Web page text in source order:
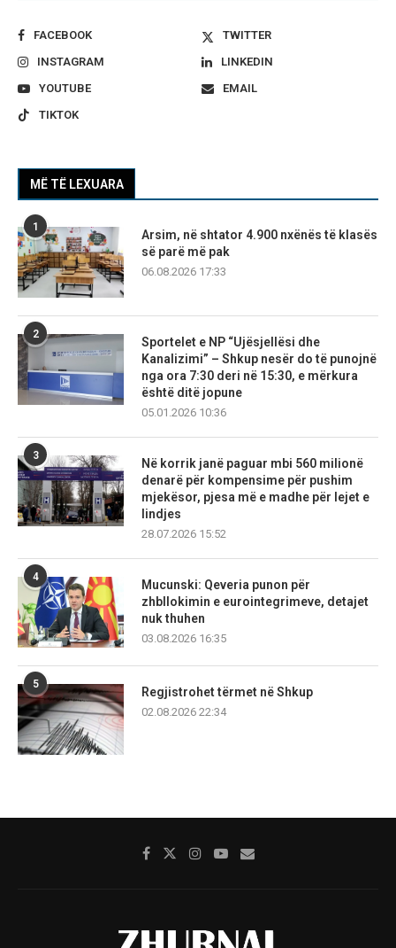
FACEBOOK
TWITTER
INSTAGRAM
LINKEDIN
YOUTUBE
EMAIL
TIKTOK
MË TË LEXUARA
1
Arsim, në shtator 4.900 nxënës të klasës
së parë më pak
06.08.2026 17:33
2
Sportelet e NP “Ujësjellësi dhe
Kanalizimi” – Shkup nesër do të punojnë
nga ora 7:30 deri në 15:30, e mërkura
është ditë jopune
05.01.2026 10:36
3
Në korrik janë paguar mbi 560 milionë
denarë për kompensime për pushim
mjekësor, pjesa më e madhe për lejet e
lindjes
28.07.2026 15:52
4
Mucunski: Qeveria punon për
zhbllokimin e eurointegrimeve, detajet
nuk thuhen
03.08.2026 16:35
5
Regjistrohet tërmet në Shkup
02.08.2026 22:34